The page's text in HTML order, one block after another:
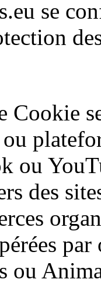
se
Cookie
ou
des
ou